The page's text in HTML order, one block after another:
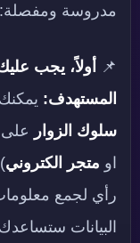
مدروسة ومفصلة:
📌 أولاً، يجب
المستهدف:
سلوك الزوار
او متجر الكتروني
رأي لجمع
البيانات